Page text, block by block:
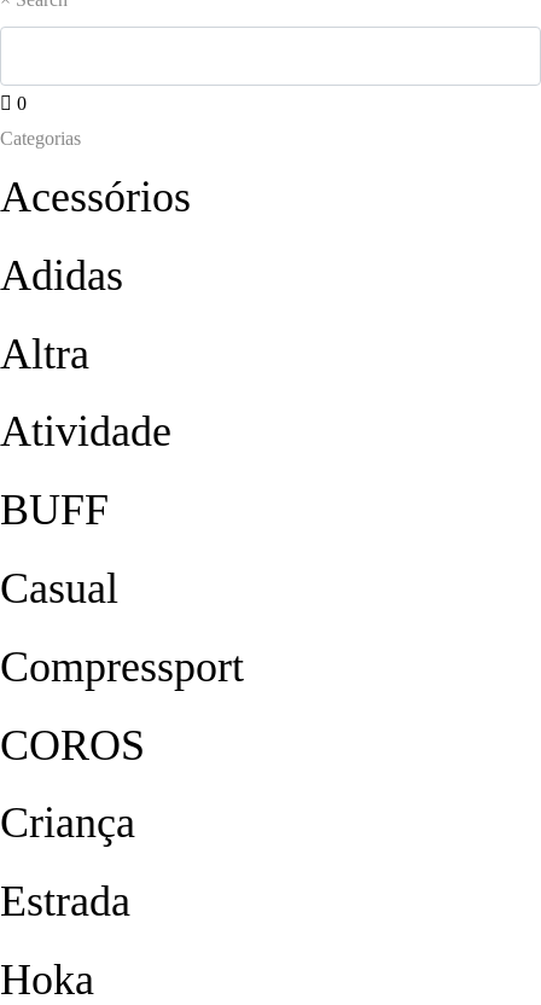
0
Categorias
Acessórios
Adidas
Altra
Atividade
BUFF
Casual
Compressport
COROS
Criança
Estrada
Hoka